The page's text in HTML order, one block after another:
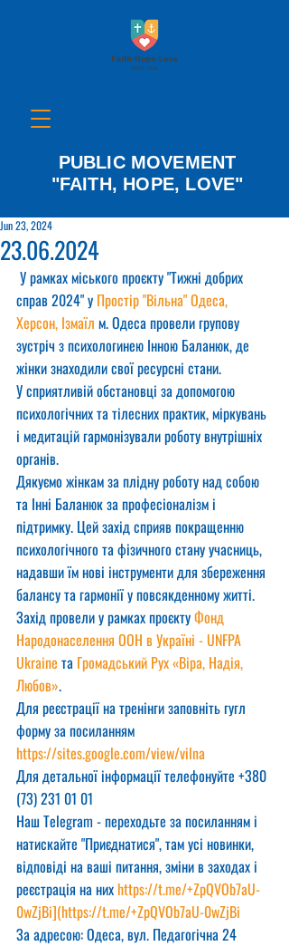
PUBLIC MOVEMENT
"FAITH, HOPE, LOVE"
23.06.2024
Jun 23, 2024
У рамках міського проєкту "Тижні добрих
справ 2024" у Простір "Вільна" Одеса,
Херсон, Ізмаїл м. Одеса провели групову
зустріч з психологинею Інною Баланюк, де
жінки знаходили свої ресурсні стани.
У сприятливій обстановці за допомогою
психологічних та тілесних практик, міркувань
і медитацій гармонізували роботу внутрішніх
органів.
Дякуємо жінкам за плідну роботу над собою
та Інні Баланюк за професіоналізм і
підтримку. Цей захід сприяв покращенню
психологічного та фізичного стану учасниць,
надавши їм нові інструменти для збереження
балансу та гармонії у повсякденному житті.
Захід провели у рамках проєкту Фонд
Народонаселення ООН в Україні - UNFPA
Ukraine та Громадський Рух «Віра, Надія,
Любов».
Для реєстрації на тренінги заповніть гугл
форму за посиланням
https://sites.google.com/view/vilna
Для детальної інформації телефонуйте +380
(73) 231 01 01
Наш Telegram - переходьте за посиланням і
натискайте "Приєднатися", там усі новинки,
відповіді на ваші питання, зміни в заходах і
реєстрація на них https://t.me/+ZpQVOb7aU-
0wZjBi](https://t.me/+ZpQVOb7aU-0wZjBi
За адресою: Одеса, вул. Педагогічна 24